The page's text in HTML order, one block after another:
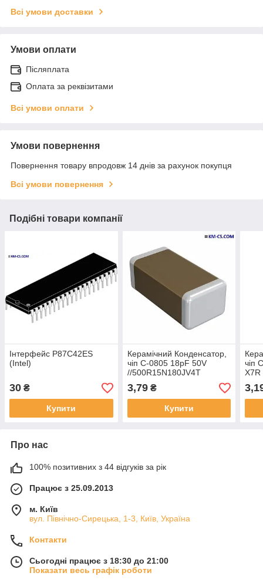
Всі умови доставки
Умови оплати
Післяплата
Оплата за реквізитами
Всі умови оплати
Умови повернення
Повернення товару впродовж 14 днів за рахунок покупця
Всі умови повернення
Подібні товари компанії
Інтерфейс P87C42ES
(Intel)
30 ₴
Купити
Керамічний Конденсатор,
чіп C-0805 18pF 50V
//500R15N180JV4T
(Johanson Dielectric)
3,79₴
Купити
чіп
X7R
Про нас
100% позитивних з 44 відгуків за рік
Працює з 25.09.2013
м. Київ
вул. Північно-Сирецька, 1-3, Київ, Україна
Контакти
Сьогодні працює з 18:30 до 21:00
Показати весь графік роботи